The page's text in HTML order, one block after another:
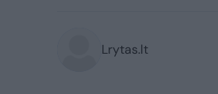
Lrytas.lt